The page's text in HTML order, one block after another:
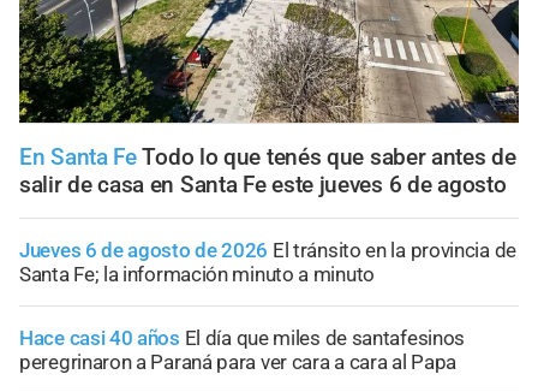
En Santa Fe Todo lo que tenés que saber antes de
salir de casa en Santa Fe este jueves 6 de agosto
Jueves 6 de agosto de 2026 El tránsito en la provincia de
Santa Fe; la información minuto a minuto
Hace casi 40 años El día que miles de santafesinos
peregrinaron a Paraná para ver cara a cara al Papa